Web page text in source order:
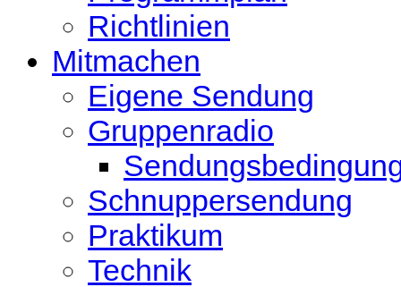
Richtlinien
Mitmachen
Eigene Sendung
Gruppenradio
Schnuppersendung
Praktikum
Technik